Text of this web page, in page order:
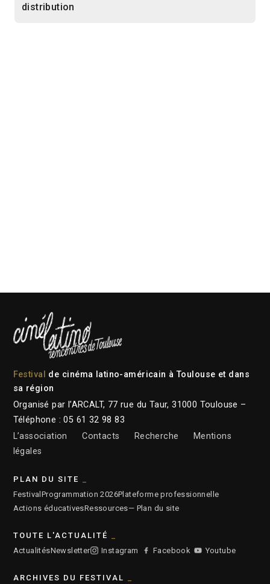
distribution
Festival
de cinéma latino-américain à Toulouse et dans
sa région
Organisé par l’ARCALT, 77 rue du Taur, 31000 Toulouse –
Téléphone : 05 61 32 98 83
L’association
Contacts Recherche
Mentions
légales
PLAN DU SITE
FestivalProgrammation 2026Plateforme professionnelle
Actions éducativesRessources— Plan du site
TOUTE L'ACTUALITÉ
ActualitésNewsletter Instagram Facebook Youtube
ARCHIVES DU FESTIVAL